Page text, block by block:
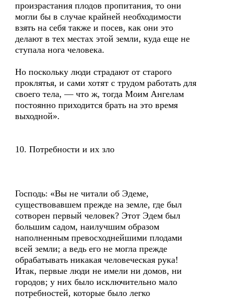
произрастания плодов пропитания, то они
могли бы в случае крайней необходимости
взять на себя также и посев, как они это
делают в тех местах этой земли, куда еще не
ступала нога человека.
Но поскольку люди страдают от старого
проклятья, и сами хотят с трудом работать для
своего тела, — что ж, тогда Моим Ангелам
постоянно приходится брать на это время
выходной».
10. Потребности и их зло
Господь: «Вы не читали об Эдеме,
существовавшем прежде на земле, где был
сотворен первый человек? Этот Эдем был
большим садом, наилучшим образом
наполненным превосходнейшими плодами
всей земли; а ведь его не могла прежде
обрабатывать никакая человеческая рука!
Итак, первые люди не имели ни домов, ни
городов; у них было исключительно мало
потребностей, которые было легко